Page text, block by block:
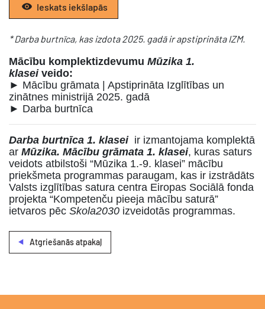
Ieskats iekšlapās
* Darba burtnīca, kas izdota 2025. gadā ir apstiprināta IZM.
Mācību komplektizdevumu Mūzika 1.
klaseiveido:
► Mācību grāmata | Apstiprināta Izglītības un
zinātnes ministrijā 2025. gadā
► Darba burtnīca
Darba burtnīca 1. klasei ir izmantojama komplektā
ar Mūzika. Mācību grāmata 1. klasei, kuras saturs
veidots atbilstoši “Mūzika 1.-9. klasei” mācību
priekšmeta programmas paraugam, kas ir izstrādāts
Valsts izglītības satura centra Eiropas Sociālā fonda
projekta “Kompetenču pieeja mācību saturā”
ietvaros pēc Skola2030 izveidotās programmas.
Atgriešanās atpakaļ